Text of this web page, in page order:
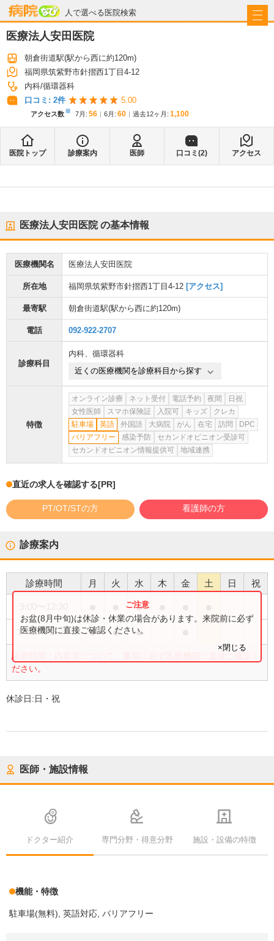
人で選べる医院検索
病院なび
医療法人安田医院
朝倉街道駅(駅から西に約120m)
福岡県筑紫野市針摺西1丁目4-12
内科 循環器科
口コミ: 2件 5.00
アクセス数※ 7月 : 56 6月 : 60 過去12ヶ月: 1,100
医院トップ 診療案内 医師 口コミ(2) アクセス
医療法人安田医院の基本情報
医療機関名 医療法人安田医院
所在地 福岡県筑紫野市針摺西1丁目4-12 [アクセス]
最寄駅 朝倉街道駅(駅から西に約120m)
電話 092-922-2707
診療科目
内科、 循環器科
近くの医療機関を診療科目から探す
特徴
オンライン診療 ネット受付 電話予約 夜間
日祝
女性医師
スマホ保険証 入院可 キッズ
クレカ
駐車場
英語 外国語 大病院 がん 在宅 訪問
DPC
バリアフリー
感染予防
セカンドオピニオン受診可
セカンドオピニオン情報提供可
地域連携
直近の求人を確認する[PR]
PT/OT/STの方 看護師の方
診療案内
診療時間 月 火 水 木 金 土 日 祝
●
14:15〜17:30 ● ● ●
診療時間・内容等について、事前に必ず医療機関に直接ご確認く
ださい。
お盆(8月中旬)は休診・休業の場合があります。来院前に必ず
医療機関に直接ご確認ください。
×閉じる
休診日:日・祝
医師・施設情報
ドクター紹介 専門分野・得意分野 施設・設備の特徴
機能・特徴
駐車場(無料) 英語対応 バリアフリー